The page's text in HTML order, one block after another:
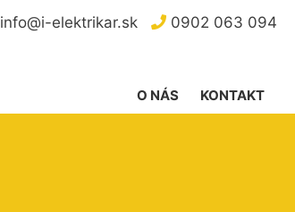
info@i-elektrikar.sk 0902 063 094
KONTAKT
O NÁS